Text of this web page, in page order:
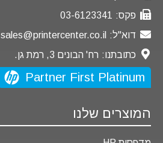
פקס:
03-6123341
דוא"ל: sales@printercenter.co.il
כתובתנו: רח' הבונים 3, רמת גן.
Partner First Platinum
המוצרים שלנו